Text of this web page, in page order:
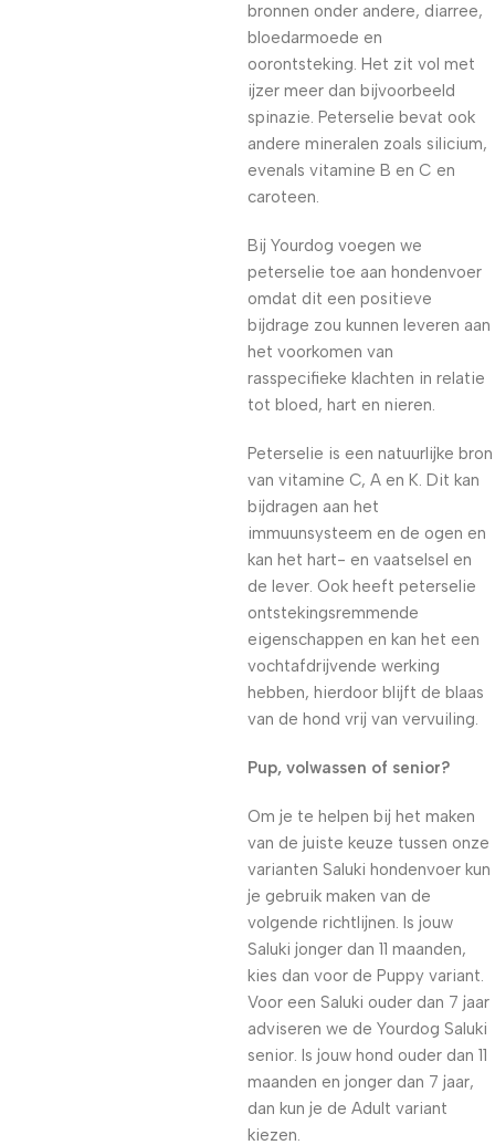
bronnen onder andere, diarree,
bloedarmoede en
oorontsteking. Het zit vol met
ijzer meer dan bijvoorbeeld
spinazie. Peterselie bevat ook
andere mineralen zoals silicium,
evenals vitamine B en C en
caroteen.
Bij Yourdog voegen we
peterselie toe aan hondenvoer
omdat dit een positieve
bijdrage zou kunnen leveren aan
het voorkomen van
rasspecifieke klachten in relatie
tot bloed, hart en nieren.
Peterselie is een natuurlijke bron
van vitamine C, A en K. Dit kan
bijdragen aan het
immuunsysteem en de ogen en
kan het hart- en vaatselsel en
de lever. Ook heeft peterselie
ontstekingsremmende
eigenschappen en kan het een
vochtafdrijvende werking
hebben, hierdoor blijft de blaas
van de hond vrij van vervuiling.
Pup, volwassen of senior?
Om je te helpen bij het maken
van de juiste keuze tussen onze
varianten Saluki hondenvoer kun
je gebruik maken van de
volgende richtlijnen. Is jouw
Saluki jonger dan 11 maanden,
kies dan voor de Puppy variant.
Voor een Saluki ouder dan 7 jaar
adviseren we de Yourdog Saluki
senior. Is jouw hond ouder dan 11
maanden en jonger dan 7 jaar,
dan kun je de Adult variant
kiezen.